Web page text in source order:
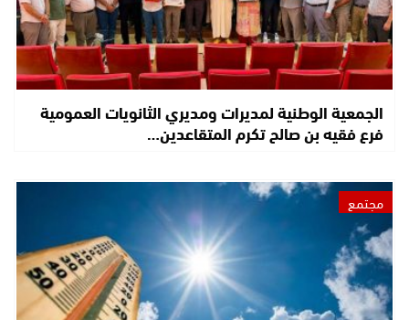
الجمعية الوطنية لمديرات ومديري الثانويات العمومية
فرع فقيه بن صالح تكرم المتقاعدين…
مجتمع